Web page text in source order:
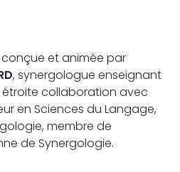
et animée par
, synergologue enseignant
collaboration avec
en Sciences du Langage,
membre de
de Synergologie.